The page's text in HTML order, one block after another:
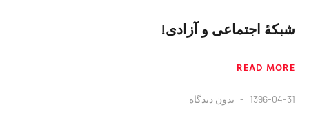
شبکهٔ اجتماعی و آزادی!
READ MORE
1396-04-31 بدون دیدگاه